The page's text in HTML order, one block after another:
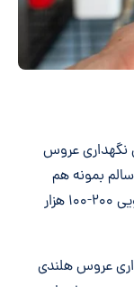
نگهداری عروس
بمونه هم
عمرش بیشتر بشه. غذای فله‌ای هم حدود کیلویی ۲۰۰-۱۰۰ هزار
عروس هلندی